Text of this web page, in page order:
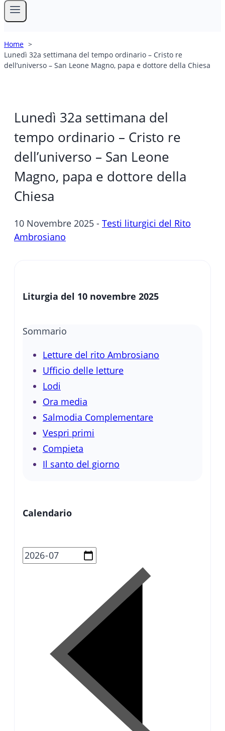
Home
Lunedì 32a settimana del tempo ordinario – Cristo re
dell’universo – San Leone Magno, papa e dottore della Chiesa
Lunedì 32a settimana del
tempo ordinario – Cristo re
dell’universo – San Leone
Magno, papa e dottore della
Chiesa
10 Novembre 2025 - Testi liturgici del Rito
Ambrosiano
Liturgia del 10 novembre 2025
Sommario
Letture del rito Ambrosiano
Ufficio delle letture
Lodi
Ora media
Salmodia Complementare
Vespri primi
Compieta
Il santo del giorno
Calendario